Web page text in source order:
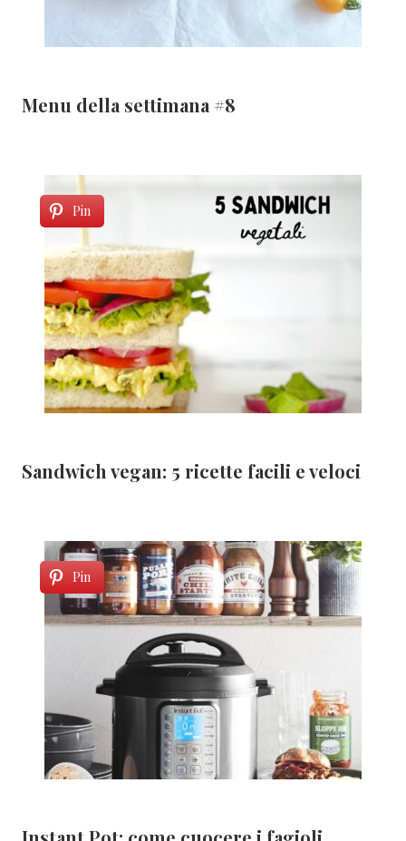
Menu della settimana #8
Pin
Sandwich vegan: 5 ricette facili e veloci
Pin